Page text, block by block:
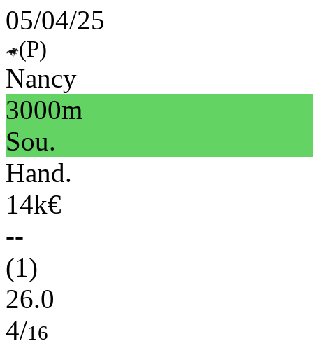
05/04/25
(P)
Nancy
3000m
Sou.
Hand.
14k€
--
(1)
26.0
4/16